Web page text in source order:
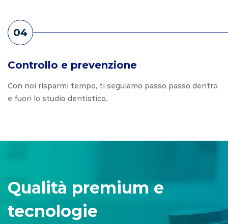
04
Controllo e prevenzione
Con noi risparmi tempo, ti seguiamo passo passo dentro
e fuori lo studio dentistico.
Qualità premium e
tecnologie